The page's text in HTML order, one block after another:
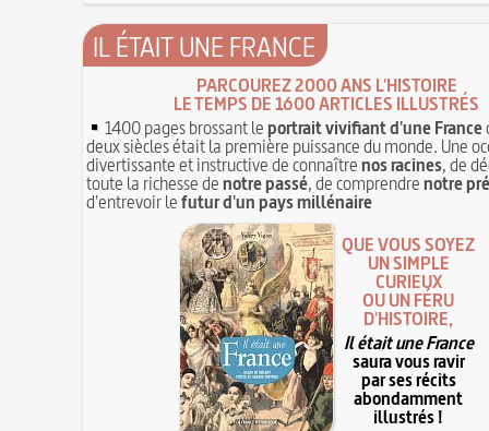
IL ÉTAIT UNE FRANCE
PARCOUREZ 2000 ANS L'HISTOIRE
LE TEMPS DE 1600 ARTICLES ILLUSTRÉS
1400 pages brossant leportrait vivifiant d'une France
deux siècles était la première puissance du monde. Une
divertissante et instructive de connaîtrenos racines, de
toute la richesse denotre passé, de comprendrenotre
d'entrevoir lefutur d'un pays millénaire
QUE VOUS SOYEZ
UN SIMPLE
CURIEUX
OU UN FÉRU
D'HISTOIRE,
Il était une France
saura vous ravir
par ses récits
abondamment
illustrés !